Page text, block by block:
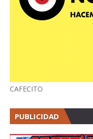
CAFECITO
PUBLICIDAD